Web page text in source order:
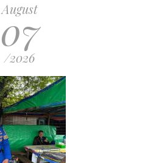
August
07
/2026